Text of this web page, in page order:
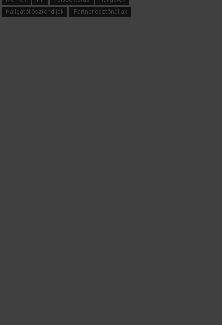
Hallgatói ösztöndíjak
Partner ösztöndíjak